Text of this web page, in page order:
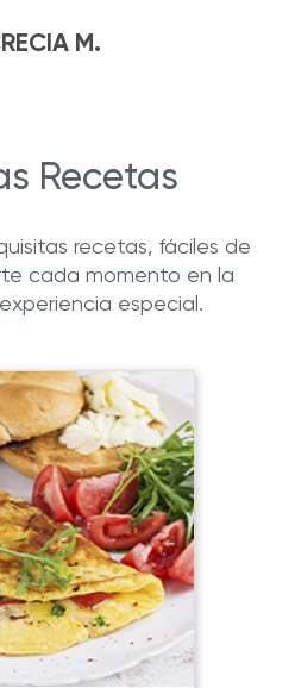
M.
Recetas
recetas, fáciles de
cada momento en la
especial.